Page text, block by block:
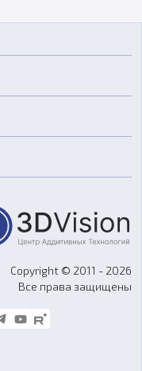
литья
Copyright © 2011 - 2026
Все права защищены